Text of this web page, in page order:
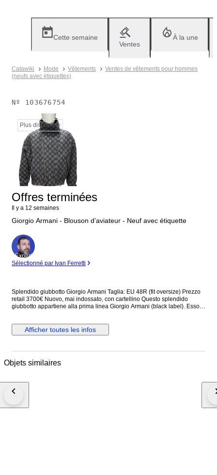
Cette semaine
Ventes
À la une
Catawiki Mode Vêtements
Ventes de vêtements pour hommes
(neufs avec étiquettes)
Nº 103676754
Plus disponible
Offres terminées
Il y a 12 semaines
Giorgio Armani - Blouson d’aviateur - Neuf avec étiquette
Expert
Sélectionné par Ivan Ferretti
Splendido giubbotto Giorgio Armani Taglia: EU 48R (fit oversize) Prezzo
retail 3700€ Nuovo, mai indossato, con cartellino Questo splendido
giubbotto appartiene alla prima linea Giorgio Armani (black label). Esso
materiali che lo rendono estremamente piacevole da indossare. Made in
Italy Dettagli: - fantasia logo all over "GA" - bottoni e zip logati "GA" Misure
colletto) 80 cm Tempi di spedizione: Italia (dai 3 ai 5 giorni) Europa (dai 5
Afficher toutes les infos
Objets similaires